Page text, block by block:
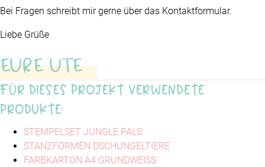
Bei Fragen schreibt mir gerne über das Kontaktformular.
Liebe Grüße
EURE UTE
Für dieses Projekt verwendete
Produkte:
STEMPELSET JUNGLE PALS
STANZFORMEN DSCHUNGELTIERE
FARBKARTON A4 GRUNDWEISS